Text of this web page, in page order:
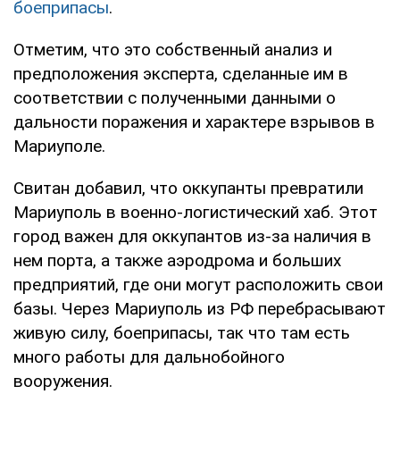
боеприпасы.
Отметим, что это собственный анализ и
предположения эксперта, сделанные им в
соответствии с полученными данными о
дальности поражения и характере взрывов в
Мариуполе.
Свитан добавил, что оккупанты превратили
Мариуполь в военно-логистический хаб. Этот
город важен для оккупантов из-за наличия в
нем порта, а также аэродрома и больших
предприятий, где они могут расположить свои
базы. Через Мариуполь из РФ перебрасывают
живую силу, боеприпасы, так что там есть
много работы для дальнобойного
вооружения.